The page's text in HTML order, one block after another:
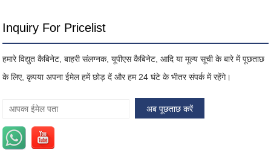
Inquiry For Pricelist
हमारे विद्युत कैबिनेट, बाहरी संलग्नक, यूपीएस कैबिनेट, आदि या मूल्य सूची के बारे में पूछताछ
के लिए, कृपया अपना ईमेल हमें छोड़ दें और हम 24 घंटे के भीतर संपर्क में रहेंगे।